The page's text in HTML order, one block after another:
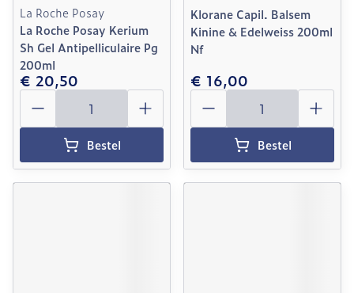
La Roche Posay
La Roche Posay Kerium
Sh Gel Antipelliculaire Pg
200ml
€ 20,50
Aantal
Bestel
Klorane Capil. Balsem
Kinine & Edelweiss 200ml
Nf
€ 16,00
Aantal
Bestel